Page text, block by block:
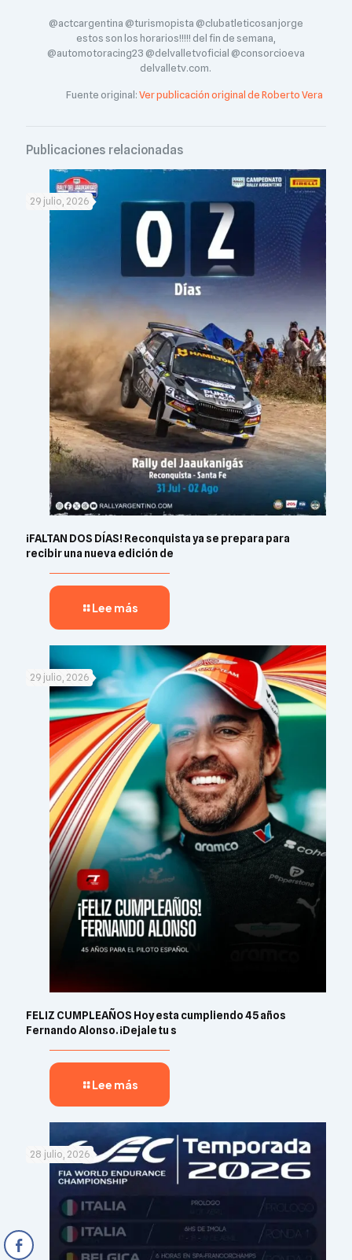
@actcargentina @turismopista @clubatleticosanjorge
estos son los horarios!!!!! del fin de semana,
@automotoracing23 @delvalletvoficial @consorcioeva
delvalletv.com.
Fuente original:Ver publicación original de Roberto Vera
Publicaciones relacionadas
29 julio, 2026
¡FALTAN DOS DÍAS! Reconquista ya se prepara para
recibir una nueva edición de
Lee más
29 julio, 2026
FELIZ CUMPLEAÑOS Hoy esta cumpliendo 45 años
Fernando Alonso. ¡Dejale tu s
Lee más
28 julio, 2026